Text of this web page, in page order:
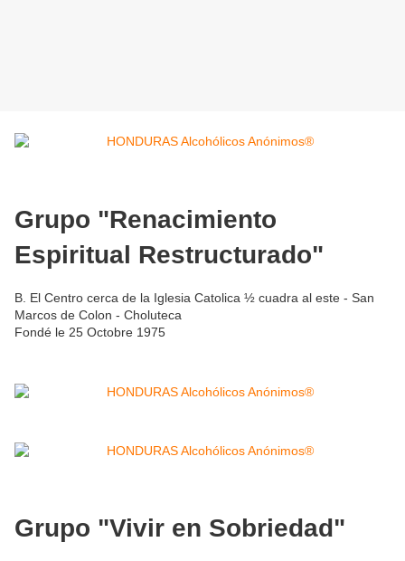
Grupo "Renacimiento
Espiritual Restructurado"
B. El Centro cerca de la Iglesia Catolica ½ cuadra al este - San
Marcos de Colon - Choluteca
Fondé le 25 Octobre 1975
Grupo "Vivir en Sobriedad"